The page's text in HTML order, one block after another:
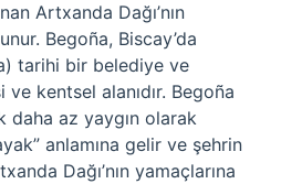
Artxanda Dağı’nın
Begoña, Biscay’da
tarihi bir belediye ve
kentsel alanıdır. Begoña
daha az yaygın olarak
anlamına gelir ve şehrin
Dağı’nın yamaçlarına